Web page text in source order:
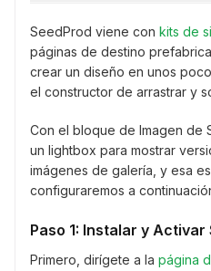
SeedProd viene con kits de
páginas de destino
crear un diseño en unos
el constructor de arrastrar y
Con el bloque de Imagen de
un lightbox para mostrar
imágenes de galería, y esa
configuraremos a
Paso 1: Instalar y Activar
Primero, dirígete a la página